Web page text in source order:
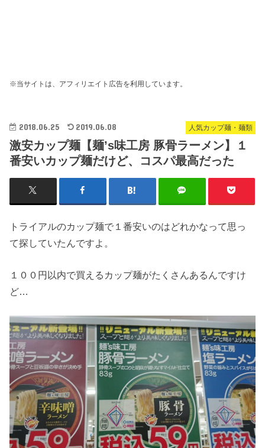
※当サイトは、アフィリエイト広告を利用しています。
人気カップ麺・麺類
2018.06.25 2019.06.08
激安カップ麺【麺’s味工房 豚骨ラーメン】１
番安いカップ麺だけど、コスパ最高だった
トライアルのカップ麺で１番安いのはどれかなって思っ
て探していたんですよ。
１００円以内で買えるカップ麺がたくさんあるんですけ
ど…